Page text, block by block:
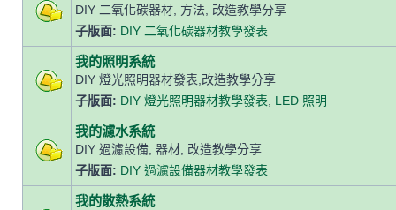
DIY 二氧化碳器材, 方法, 改造教學分享
子版面: DIY 二氧化碳器材教學發表
我的照明系統
DIY 燈光照明器材發表,改造教學分享
子版面: DIY 燈光照明器材教學發表 LED 照明
我的濾水系統
DIY 過濾設備, 器材, 改造教學分享
子版面: DIY 過濾設備器材教學發表
我的散熱系統